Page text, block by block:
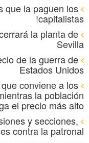
que la paguen los
capitalistas!
la planta de
Sevilla
de la guerra de
Estados Unidos
conviene a los
la población
el precio más alto
y secciones,
contra la patronal